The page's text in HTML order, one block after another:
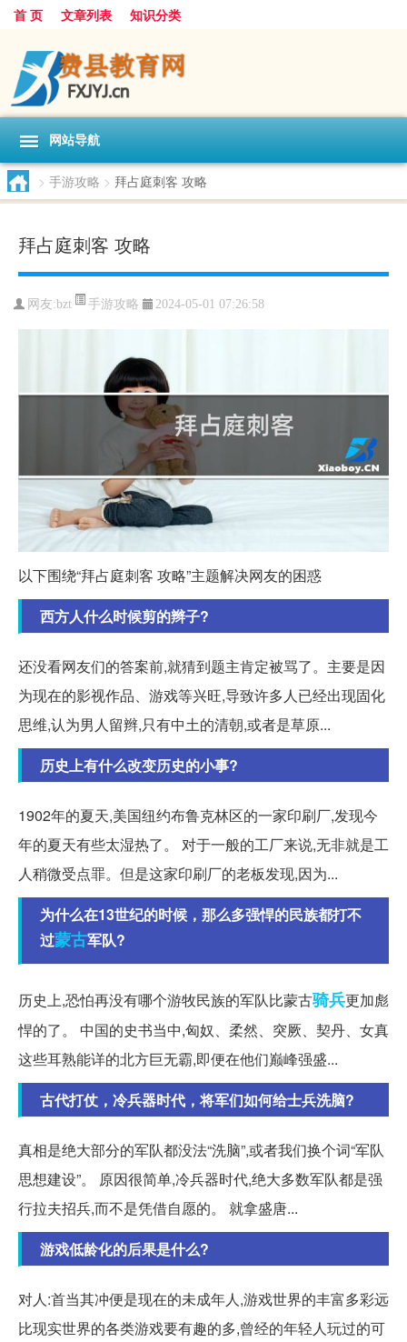
首 页 文章列表 知识分类
网站导航
> 手游攻略 > 拜占庭刺客 攻略
拜占庭刺客 攻略
网友:bzt 手游攻略 2024-05-01 07:26:58
以下围绕“拜占庭刺客 攻略”主题解决网友的困惑
西方人什么时候剪的辫子?
还没看网友们的答案前,就猜到题主肯定被骂了。主要是因
为现在的影视作品、游戏等兴旺,导致许多人已经出现固化
思维,认为男人留辫,只有中土的清朝,或者是草原...
历史上有什么改变历史的小事?
1902年的夏天,美国纽约布鲁克林区的一家印刷厂,发现今
年的夏天有些太湿热了。 对于一般的工厂来说,无非就是工
人稍微受点罪。但是这家印刷厂的老板发现,因为...
为什么在13世纪的时候，那么多强悍的民族都打不
过蒙古军队?
历史上,恐怕再没有哪个游牧民族的军队比蒙古骑兵更加彪
悍的了。 中国的史书当中,匈奴、柔然、突厥、契丹、女真
这些耳熟能详的北方巨无霸,即便在他们巅峰强盛...
古代打仗，冷兵器时代，将军们如何给士兵洗脑?
真相是绝大部分的军队都没法“洗脑”,或者我们换个词“军队
思想建设”。 原因很简单,冷兵器时代,绝大多数军队都是强
行拉夫招兵,而不是凭借自愿的。 就拿盛唐...
游戏低龄化的后果是什么?
对人:首当其冲便是现在的未成年人,游戏世界的丰富多彩远
比现实世界的各类游戏要有趣的多,曾经的年轻人玩过的可